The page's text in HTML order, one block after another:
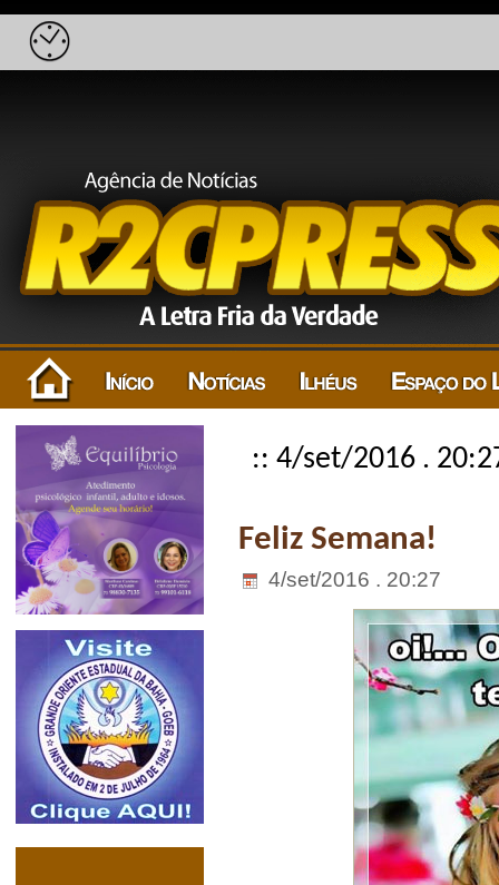
:: 4/set/2016 .
Feliz Semana!
4/set/2016 . 20:27